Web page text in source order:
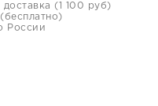
(1 100 руб)
России